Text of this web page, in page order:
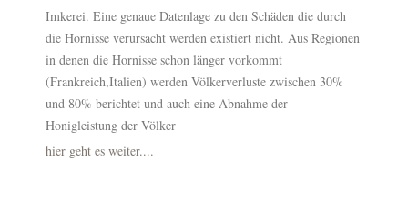
Imkerei. Eine genaue Datenlage zu den Schäden die durch
die Hornisse verursacht werden existiert nicht. Aus Regionen
in denen die Hornisse schon länger vorkommt
(Frankreich,Italien) werden Völkerverluste zwischen 30%
und 80% berichtet und auch eine Abnahme der
Honigleistung der Völker
hier geht es weiter....